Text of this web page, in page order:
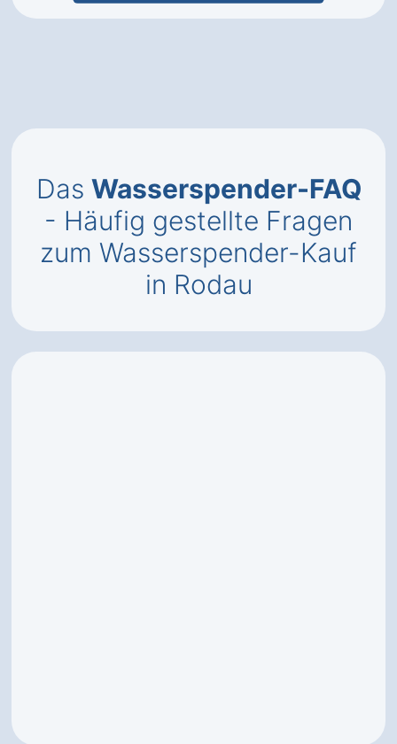
Das Wasserspender-FAQ
- Häufig gestellte Fragen
zum Wasserspender-Kauf
in Rodau